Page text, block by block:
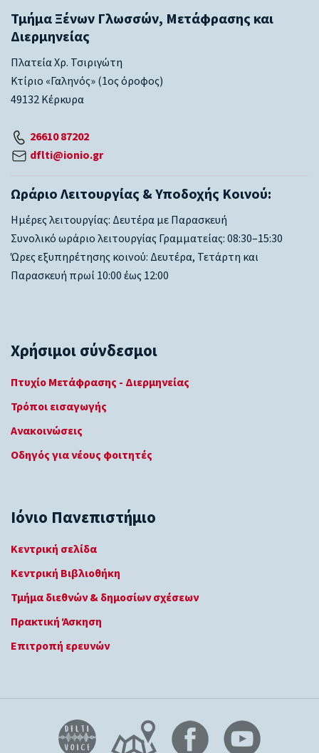
Τμήμα Ξένων Γλωσσών, Μετάφρασης και
Διερμηνείας
Πλατεία Χρ. Τσιριγώτη
Κτίριο «Γαληνός» (1ος όροφος)
49132 Κέρκυρα
26610 87202
dflti@ionio.gr
Ωράριο Λειτουργίας & Υποδοχής Κοινού:
Ημέρες λειτουργίας: Δευτέρα με Παρασκευή
Συνολικό ωράριο λειτουργίας Γραμματείας: 08:30–15:30
Ώρες εξυπηρέτησης κοινού: Δευτέρα, Τετάρτη και
Παρασκευή πρωί 10:00 έως 12:00
Χρήσιμοι σύνδεσμοι
Πτυχίο Μετάφρασης - Διερμηνείας
Τρόποι εισαγωγής
Ανακοινώσεις
Οδηγός για νέους φοιτητές
Ιόνιο Πανεπιστήμιο
Κεντρική σελίδα
Κεντρική Βιβλιοθήκη
Τμήμα διεθνών & δημοσίων σχέσεων
Πρακτική Άσκηση
Επιτροπή ερευνών